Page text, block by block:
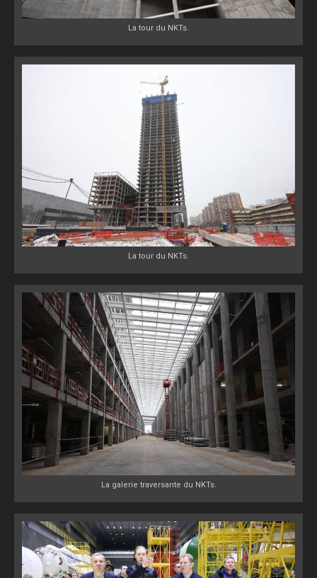
La tour du NKTs.
La tour du NKTs.
La galerie traversante du NKTs.